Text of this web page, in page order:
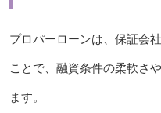
プロパーローンは、保証会
ことで、融資条件の柔軟さ
ます。